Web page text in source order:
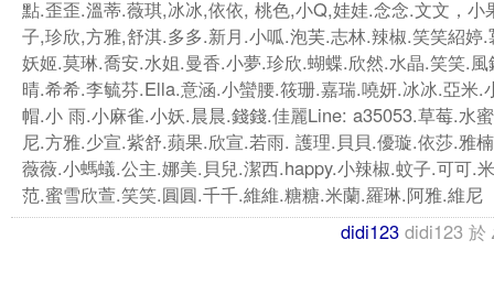
點.歪歪.溫蒂.薇琪,冰冰,依依, 桃色,小Q,娃娃.念念.文文，小
子,珍欣,方雅,舒淇.多多.新月.小呱.泡芙.志林.辣椒.笑笑紹婷
妖姬.莫琳.喬安.水姐.曼香.小夢.珍欣.蝴蝶.欣然.水晶.笑笑.
晴.希希.李毓芬.Ella.意涵.小蠻腰.筱珊.嘉瑞.嘵妍.冰冰.亞米.
帽.小 雨.小麻雀.小妖.晨晨.錢錢.佳麗Line: a35053.草莓.水
尼.方雅.少宣.紫舒.蘋果.欣宣.若雨. 護理.貝貝.優璇.依莎.雅
薇薇.小螞蟻.公主.娜美.貝兒.潔西.happy.小辣椒.蚊子.可可.
范.蜜雪欣萱.笑笑.圓圓.千千.維維.糖糖.米蘭.羅琳.阿雅.維尼
didi123 didi123 於